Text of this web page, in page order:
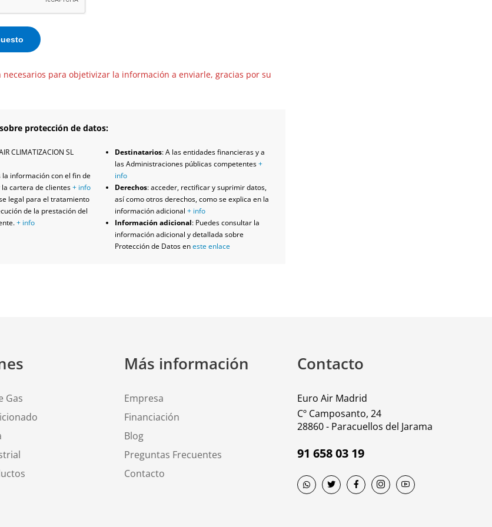
necesarios para objetivizar la información a enviarle, gracias por su
protección de datos:
CLIMATIZACION SL
la información con el fin de
cartera de clientes+ info
legal para el tratamiento
de la prestación del
+ info
Destinatarios: A las entidades financieras y a
las Administraciones públicas competentes+
info
Derechos: acceder, rectificar y suprimir datos,
así como otros derechos, como se explica en la
información adicional + info
Información adicional: Puedes consultar la
información adicional y detallada sobre
Protección de Datos eneste enlace
Gas
Más información
Empresa
Financiación
Blog
Preguntas Frecuentes
Contacto
Contacto
Euro Air Madrid
Cº Camposanto, 24
28860 - Paracuellos del Jarama
91 658 03 19